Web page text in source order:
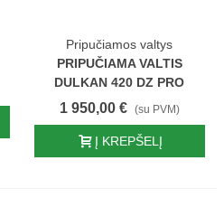
Pripučiamos valtys
PRIPUČIAMA VALTIS
DULKAN 420 DZ PRO
1 950,00 € (su PVM)
Į KREPŠELĮ